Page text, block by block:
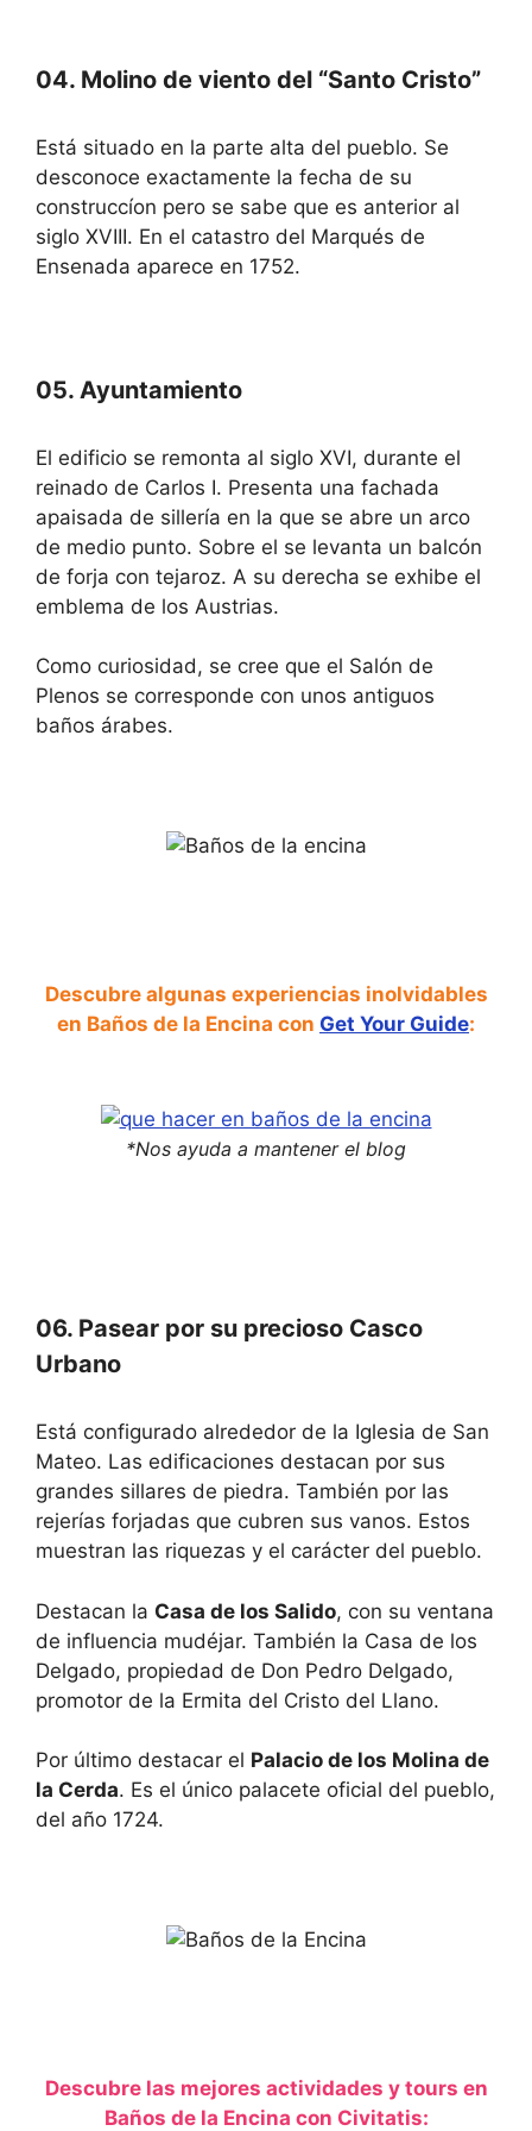
04. Molino de viento del “Santo Cristo”
Está situado en la parte alta del pueblo. Se
desconoce exactamente la fecha de su
construccíon pero se sabe que es anterior al
siglo XVIII. En el catastro del Marqués de
Ensenada aparece en 1752.
05. Ayuntamiento
El edificio se remonta al siglo XVI, durante el
reinado de Carlos I. Presenta una fachada
apaisada de sillería en la que se abre un arco
de medio punto. Sobre el se levanta un balcón
de forja con tejaroz. A su derecha se exhibe el
emblema de los Austrias.
Como curiosidad, se cree que el Salón de
Plenos se corresponde con unos antiguos
baños árabes.
Descubre algunas experiencias inolvidables
en Baños de la Encina con Get Your Guide:
*Nos ayuda a mantener el blog
06. Pasear por su precioso Casco
Urbano
Está configurado alrededor de la Iglesia de San
Mateo. Las edificaciones destacan por sus
grandes sillares de piedra. También por las
rejerías forjadas que cubren sus vanos. Estos
muestran las riquezas y el carácter del pueblo.
Destacan la Casa de los Salido, con su ventana
de influencia mudéjar. También la Casa de los
Delgado, propiedad de Don Pedro Delgado,
promotor de la Ermita del Cristo del Llano.
Por último destacar el Palacio de los Molina de
la Cerda. Es el único palacete oficial del pueblo,
del año 1724.
Descubre las mejores actividades y tours en
Baños de la Encina con Civitatis: